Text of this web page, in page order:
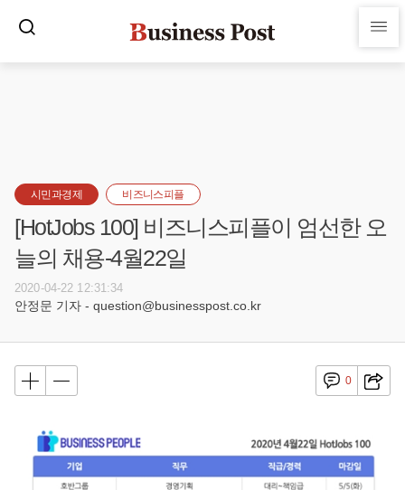
시민과경제 비즈니스피플
[HotJobs 100] 비즈니스피플이 엄선한 오
늘의 채용-4월22일
2020-04-22 12:31:34
안정문 기자 - question@businesspost.co.kr
0